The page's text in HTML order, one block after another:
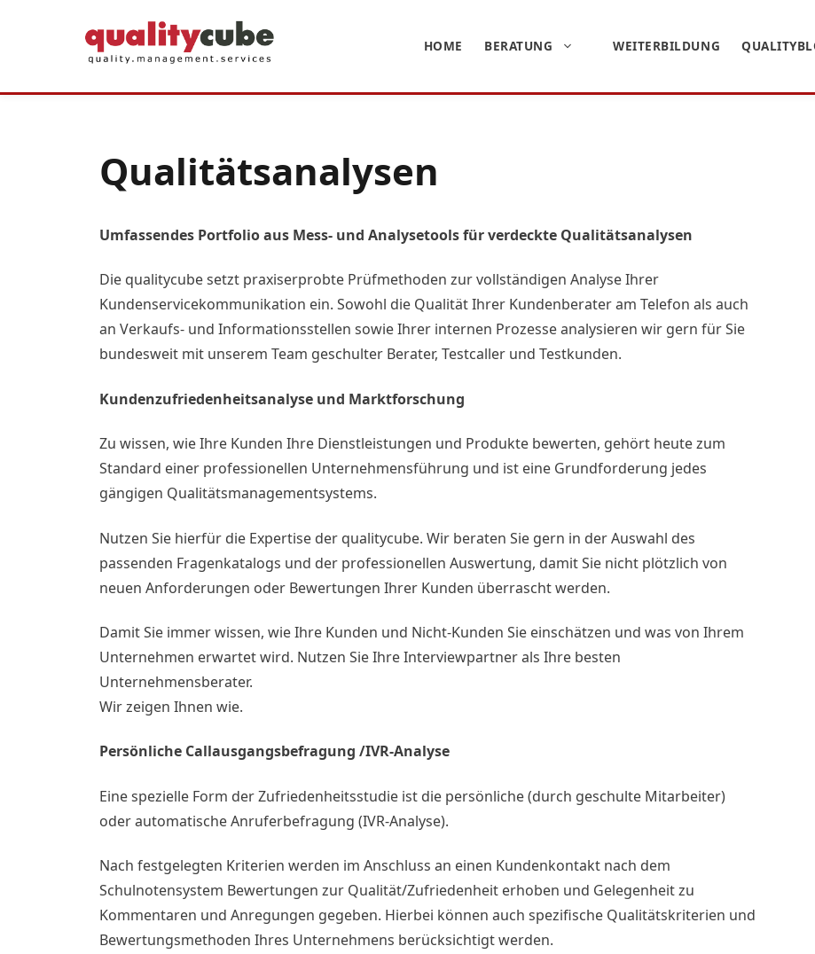
HOME BERATUNG WEITERBILDUNG
Qualitätsanalysen
Umfassendes Portfolio aus Mess- und Analysetools für verdeckte Qualitätsanalysen
Die qualitycube setzt praxiserprobte Prüfmethoden zur vollständigen Analyse Ihrer
Kundenservicekommunikation ein. Sowohl die Qualität Ihrer Kundenberater am Telefon als auch
an Verkaufs- und Informationsstellen sowie Ihrer internen Prozesse analysieren wir gern für Sie
bundesweit mit unserem Team geschulter Berater, Testcaller und Testkunden.
Kundenzufriedenheitsanalyse und Marktforschung
Zu wissen, wie Ihre Kunden Ihre Dienstleistungen und Produkte bewerten, gehört heute zum
Standard einer professionellen Unternehmensführung und ist eine Grundforderung jedes
gängigen Qualitätsmanagementsystems.
Nutzen Sie hierfür die Expertise der qualitycube. Wir beraten Sie gern in der Auswahl des
passenden Fragenkatalogs und der professionellen Auswertung, damit Sie nicht plötzlich von
neuen Anforderungen oder Bewertungen Ihrer Kunden überrascht werden.
Damit Sie immer wissen, wie Ihre Kunden und Nicht-Kunden Sie einschätzen und was von Ihrem
Unternehmen erwartet wird. Nutzen Sie Ihre Interviewpartner als Ihre besten
Unternehmensberater.
Wir zeigen Ihnen wie.
Persönliche Callausgangsbefragung /IVR-Analyse
Eine spezielle Form der Zufriedenheitsstudie ist die persönliche (durch geschulte Mitarbeiter)
oder automatische Anruferbefragung (IVR-Analyse).
Nach festgelegten Kriterien werden im Anschluss an einen Kundenkontakt nach dem
Schulnotensystem Bewertungen zur Qualität/Zufriedenheit erhoben und Gelegenheit zu
Kommentaren und Anregungen gegeben. Hierbei können auch spezifische Qualitätskriterien und
Bewertungsmethoden Ihres Unternehmens berücksichtigt werden.